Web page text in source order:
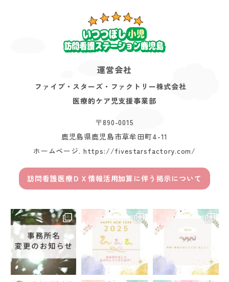
運営会社
ファイブ・スターズ・ファクトリー株式会社
医療的ケア児支援事業部
〒890-0015
鹿児島県鹿児島市草牟田町4-11
ホームページ. https://fivestarsfactory.com/
訪問看護医療ＤＸ情報活用加算に伴う掲示について